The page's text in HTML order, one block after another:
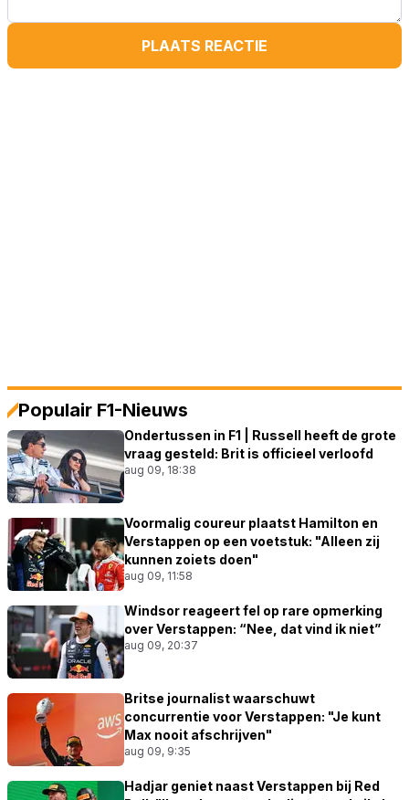
PLAATS REACTIE
Populair F1-Nieuws
Ondertussen in F1 | Russell heeft de grote
vraag gesteld: Brit is officieel verloofd
aug 09, 18:38
Voormalig coureur plaatst Hamilton en
Verstappen op een voetstuk: "Alleen zij
kunnen zoiets doen"
aug 09, 11:58
Windsor reageert fel op rare opmerking
over Verstappen: “Nee, dat vind ik niet”
aug 09, 20:37
Britse journalist waarschuwt
concurrentie voor Verstappen: "Je kunt
Max nooit afschrijven"
aug 09, 9:35
Hadjar geniet naast Verstappen bij Red